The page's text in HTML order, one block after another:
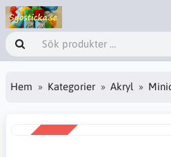
Hem Kategorier Akryl